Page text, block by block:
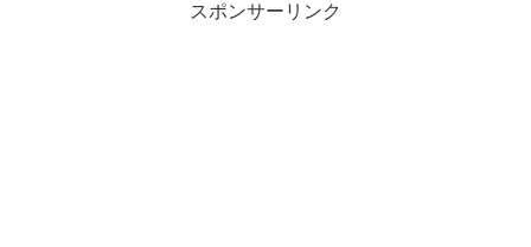
スポンサーリンク